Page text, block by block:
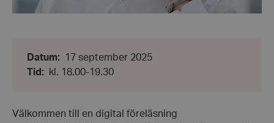
Datum:
Datum:
17
september
17 september 2025
Tid :
Från:
Till:
kl. 18.00-19.30
Välkommen till en digital föreläsning